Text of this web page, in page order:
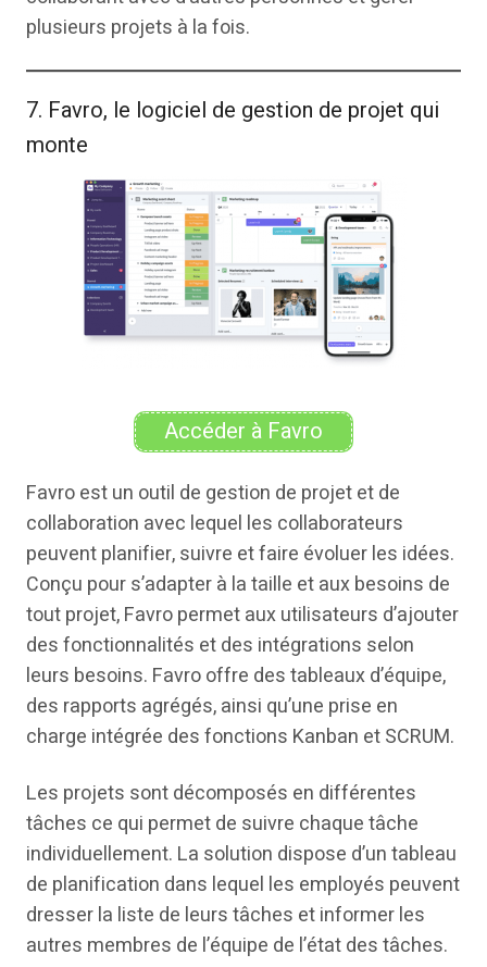
plusieurs projets à la fois.
7. Favro, le logiciel de gestion de projet qui
monte
Accéder à Favro
Favro est un outil de gestion de projet et de
collaboration avec lequel les collaborateurs
peuvent planifier, suivre et faire évoluer les idées.
Conçu pour s’adapter à la taille et aux besoins de
tout projet, Favro permet aux utilisateurs d’ajouter
des fonctionnalités et des intégrations selon
leurs besoins. Favro offre des tableaux d’équipe,
des rapports agrégés, ainsi qu’une prise en
charge intégrée des fonctions Kanban et SCRUM.
Les projets sont décomposés en différentes
tâches ce qui permet de suivre chaque tâche
individuellement. La solution dispose d’un tableau
de planification dans lequel les employés peuvent
dresser la liste de leurs tâches et informer les
autres membres de l’équipe de l’état des tâches.